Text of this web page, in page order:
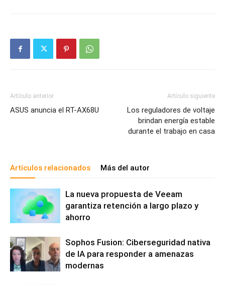
Artículo anterior
ASUS anuncia el RT-AX68U
Artículo siguiente
Los reguladores de voltaje
brindan energía estable
durante el trabajo en casa
Artículos relacionados Más del autor
La nueva propuesta de Veeam
garantiza retención a largo plazo y
ahorro
Sophos Fusion: Ciberseguridad nativa
de IA para responder a amenazas
modernas